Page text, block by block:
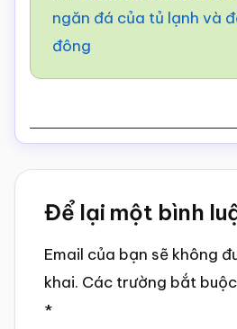
ngăn đá của tủ lạnh và
đông
Reader
Interactions
Để lại một bình
Email của bạn sẽ không
khai. Các trường bắt
*